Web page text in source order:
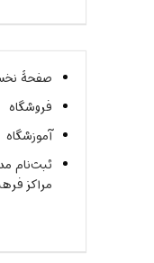
صفحۀ
فروشگاه
آموزشگاه
ثبت‌نام
مراکز